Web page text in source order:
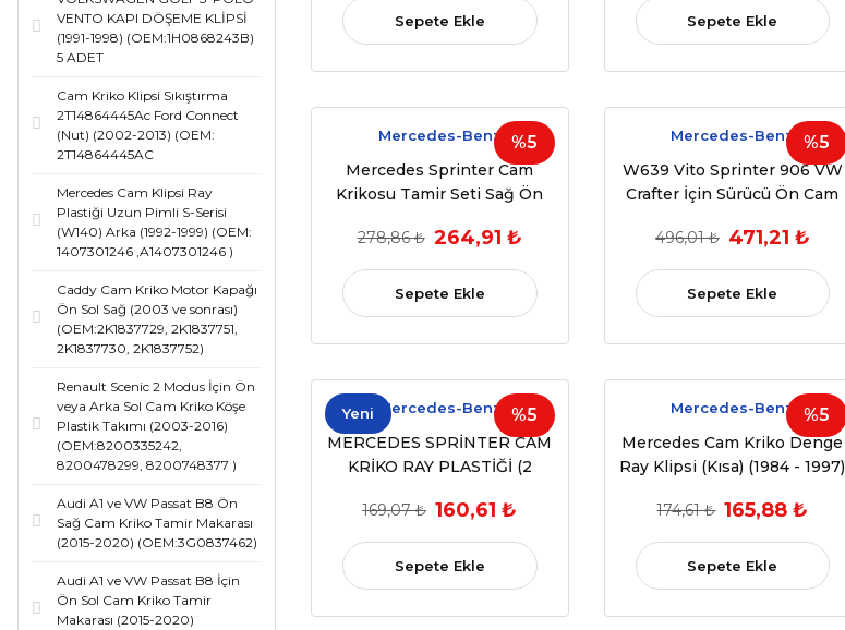
VENTO KAPI DÖŞEME KLİPSİ
(1991-1998) (OEM:1H0868243B)
5 ADET
Cam Kriko Klipsi Sıkıştırma
2T14864445Ac Ford Connect
(Nut) (2002-2013) (OEM:
2T14864445AC
Mercedes Cam Klipsi Ray
Plastiği Uzun Pimli S-Serisi
(W140) Arka (1992-1999) (OEM:
1407301246 ,A1407301246 )
Caddy Cam Kriko Motor Kapağı
Ön Sol Sağ (2003 ve sonrası)
(OEM:2K1837729, 2K1837751,
2K1837730, 2K1837752)
Renault Scenic 2 Modus İçin Ön
veya Arka Sol Cam Kriko Köşe
Plastik Takımı (2003-2016)
(OEM:8200335242,
8200478299, 8200748377 )
Audi A1 ve VW Passat B8 Ön
Sağ Cam Kriko Tamir Makarası
(2015-2020) (OEM:3G0837462)
Audi A1 ve VW Passat B8 İçin
Ön Sol Cam Kriko Tamir
Makarası (2015-2020)
W166 11>15 (OEM
A1669054400 9107)
Sepete Ekle Sepete Ekle
%5
Mercedes-Benz
Mercedes Sprinter Cam
Krikosu Tamir Seti Sağ Ön
A9067200146
278,86 ₺ 264,91 ₺
Sepete Ekle
%5
Mercedes-Benz
W639 Vito Sprinter 906 VW
Crafter İçin Sürücü Ön Cam
(OEM:807624374022)
496,01 ₺ 471,21 ₺
Sepete Ekle
%5
Yeni Mercedes-Benz
MERCEDES SPRİNTER CAM
KRİKO RAY PLASTİĞİ (2
(OEM:A9067200046 ,
A9067200146 ,2E0837401 ,
2E0837402)
169,07 ₺ 160,61 ₺
Sepete Ekle
%5
Mercedes-Benz
Mercedes Cam Kriko Denge
Ray Klipsi (Kısa) (1984 - 1997)
A1267200042 )
174,61 ₺ 165,88 ₺
Sepete Ekle